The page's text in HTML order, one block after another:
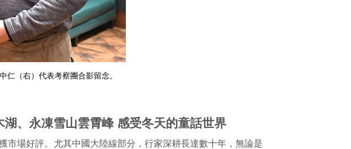
（右）代表考察團合影留念。
、永凍雪山雲霄峰 感受冬天的童話世界
場好評。尤其中國大陸線部分，行家深耕長達數十年，無論是